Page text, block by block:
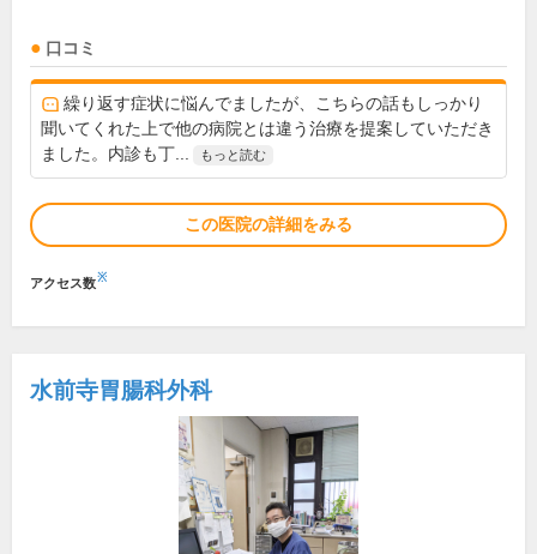
口コミ
繰り返す症状に悩んでましたが、こちらの話もしっかり
聞いてくれた上で他の病院とは違う治療を提案していただき
ました。内診も丁...
もっと読む
この医院の詳細をみる
アクセス数※
水前寺胃腸科外科